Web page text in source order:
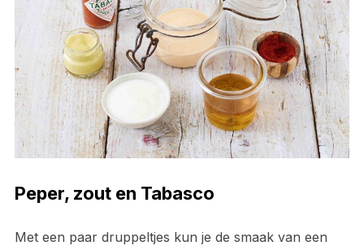
Peper, zout en Tabasco
Met een paar druppeltjes kun je de smaak van een